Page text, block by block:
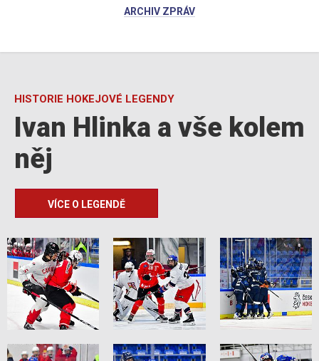
ARCHIV ZPRÁV
HISTORIE HOKEJOVÉ LEGENDY
Ivan Hlinka a vše kolem
něj
VÍCE O LEGENDĚ